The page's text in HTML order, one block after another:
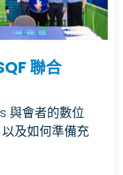
聯合
與會者的數位
及如何準備充